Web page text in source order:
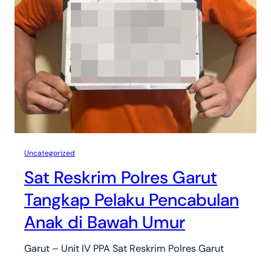
Uncategorized
Sat Reskrim Polres Garut
Tangkap Pelaku Pencabulan
Anak di Bawah Umur
Garut – Unit IV PPA Sat Reskrim Polres Garut